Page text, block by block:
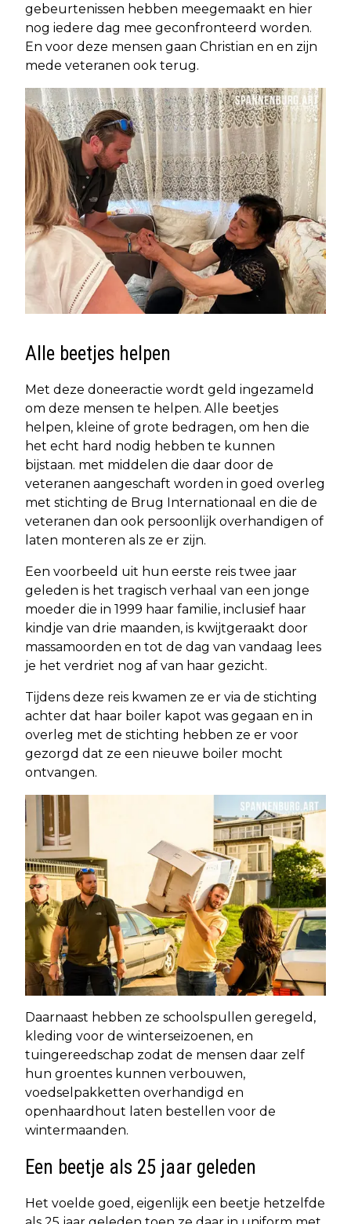
gebeurtenissen hebben meegemaakt en hier
nog iedere dag mee geconfronteerd worden.
En voor deze mensen gaan Christian en en zijn
mede veteranen ook terug.
Alle beetjes helpen
Met deze doneeractie wordt geld ingezameld
om deze mensen te helpen. Alle beetjes
helpen, kleine of grote bedragen, om hen die
het echt hard nodig hebben te kunnen
bijstaan. met middelen die daar door de
veteranen aangeschaft worden in goed overleg
met stichting de Brug Internationaal en die de
veteranen dan ook persoonlijk overhandigen of
laten monteren als ze er zijn.
Een voorbeeld uit hun eerste reis twee jaar
geleden is het tragisch verhaal van een jonge
moeder die in 1999 haar familie, inclusief haar
kindje van drie maanden, is kwijtgeraakt door
massamoorden en tot de dag van vandaag lees
je het verdriet nog af van haar gezicht.
Tijdens deze reis kwamen ze er via de stichting
achter dat haar boiler kapot was gegaan en in
overleg met de stichting hebben ze er voor
gezorgd dat ze een nieuwe boiler mocht
ontvangen.
Daarnaast hebben ze schoolspullen geregeld,
kleding voor de winterseizoenen, en
tuingereedschap zodat de mensen daar zelf
hun groentes kunnen verbouwen,
voedselpakketten overhandigd en
openhaardhout laten bestellen voor de
wintermaanden.
Een beetje als 25 jaar geleden
Het voelde goed, eigenlijk een beetje hetzelfde